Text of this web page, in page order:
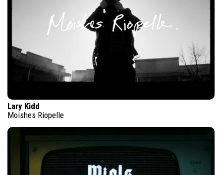
Lary Kidd
Moishes Riopelle